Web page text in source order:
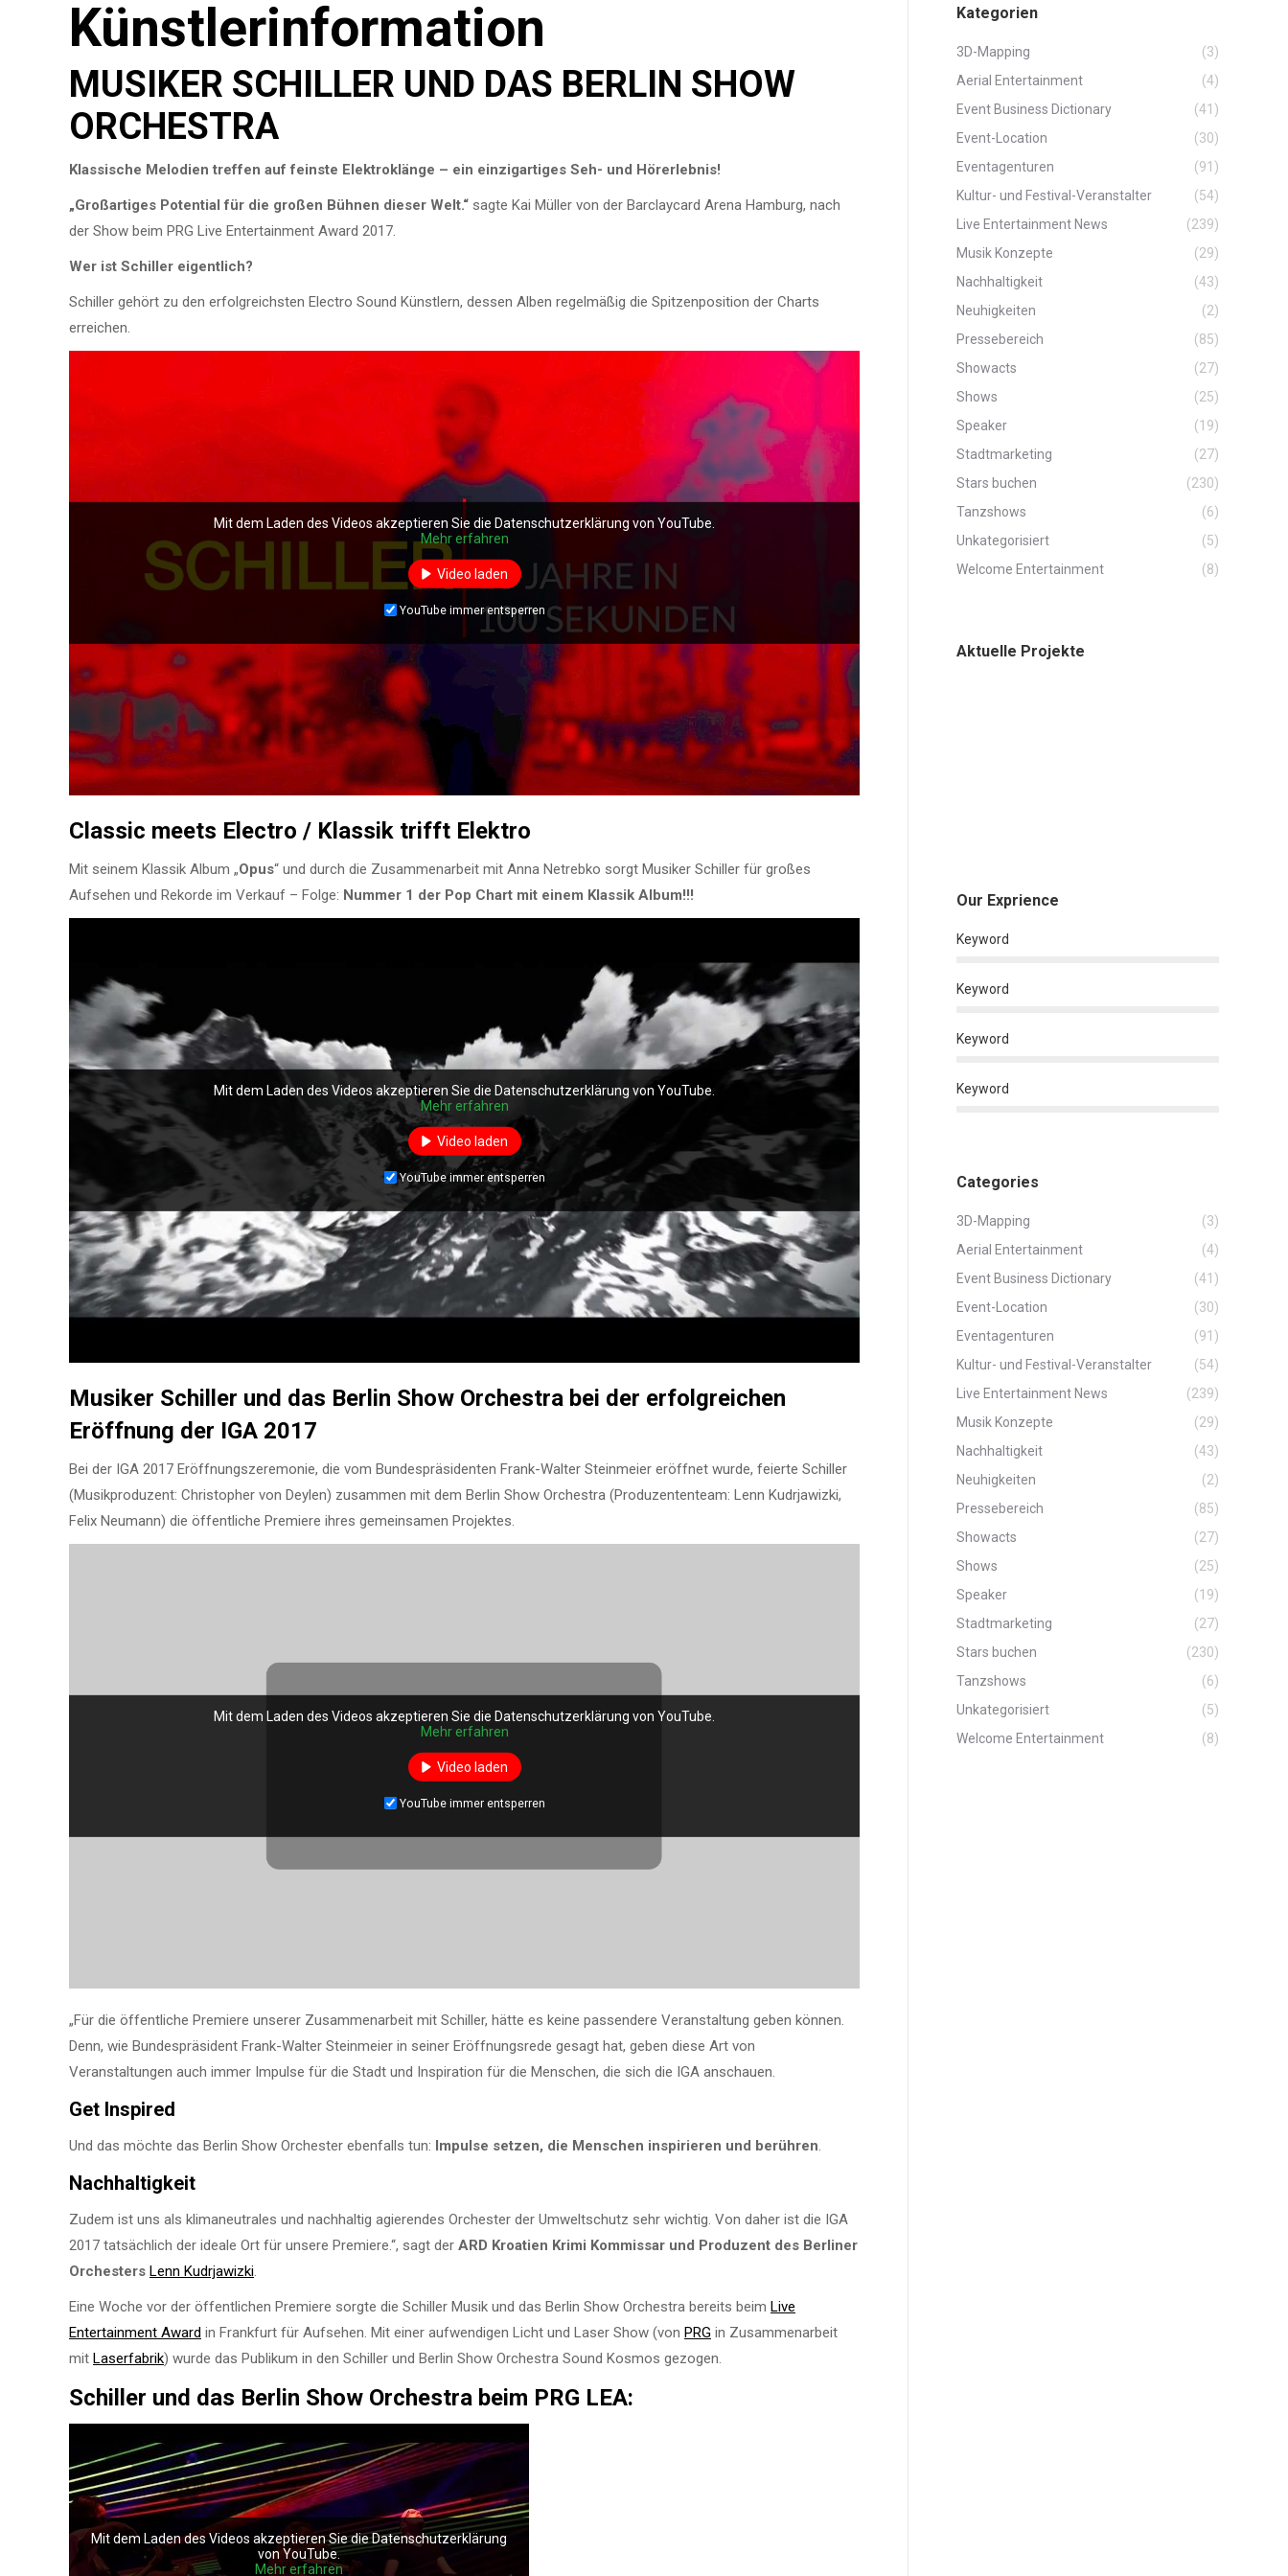
Künstlerinformation
MUSIKER SCHILLER UND DAS BERLIN SHOW
ORCHESTRA
Klassische Melodien treffen auf feinste Elektroklänge – ein einzigartiges Seh- und Hörerlebnis!
„Großartiges Potential für die großen Bühnen dieser Welt.“ sagte Kai Müller von der Barclaycard Arena Hamburg, nach
der Show beim PRG Live Entertainment Award 2017.
Wer ist Schiller eigentlich?
Schiller gehört zu den erfolgreichsten Electro Sound Künstlern, dessen Alben regelmäßig die Spitzenposition der Charts
erreichen.
Mit dem Laden des Videos akzeptieren Sie die Datenschutzerklärung von YouTube.
Mehr erfahren
Video laden
YouTube immer entsperren
Classic meets Electro / Klassik trifft Elektro
Mit seinem Klassik Album „Opus“ und durch die Zusammenarbeit mit Anna Netrebko sorgt Musiker Schiller für großes
Aufsehen und Rekorde im Verkauf – Folge: Nummer 1 der Pop Chart mit einem Klassik Album!!!
Mit dem Laden des Videos akzeptieren Sie die Datenschutzerklärung von YouTube.
Mehr erfahren
Video laden
YouTube immer entsperren
Musiker Schiller und das Berlin Show Orchestra bei der erfolgreichen
Eröffnung der IGA 2017
Bei der IGA 2017 Eröffnungszeremonie, die vom Bundespräsidenten Frank-Walter Steinmeier eröffnet wurde, feierte Schiller
(Musikproduzent: Christopher von Deylen) zusammen mit dem Berlin Show Orchestra (Produzententeam: Lenn Kudrjawizki,
Felix Neumann) die öffentliche Premiere ihres gemeinsamen Projektes.
Mit dem Laden des Videos akzeptieren Sie die Datenschutzerklärung von YouTube.
Mehr erfahren
Video laden
YouTube immer entsperren
„Für die öffentliche Premiere unserer Zusammenarbeit mit Schiller, hätte es keine passendere Veranstaltung geben können.
Denn, wie Bundespräsident Frank-Walter Steinmeier in seiner Eröffnungsrede gesagt hat, geben diese Art von
Veranstaltungen auch immer Impulse für die Stadt und Inspiration für die Menschen, die sich die IGA anschauen.
Get Inspired
Und das möchte das Berlin Show Orchester ebenfalls tun: Impulse setzen, die Menschen inspirieren und berühren.
Nachhaltigkeit
Zudem ist uns als klimaneutrales und nachhaltig agierendes Orchester der Umweltschutz sehr wichtig. Von daher ist die IGA
2017 tatsächlich der ideale Ort für unsere Premiere.“, sagt der ARD Kroatien Krimi Kommissar und Produzent des Berliner
Orchesters Lenn Kudrjawizki.
Eine Woche vor der öffentlichen Premiere sorgte die Schiller Musik und das Berlin Show Orchestra bereits beim Live
Entertainment Award in Frankfurt für Aufsehen. Mit einer aufwendigen Licht und Laser Show (von PRG in Zusammenarbeit
mit Laserfabrik) wurde das Publikum in den Schiller und Berlin Show Orchestra Sound Kosmos gezogen.
Schiller und das Berlin Show Orchestra beim PRG LEA:
Mit dem Laden des Videos akzeptieren Sie die Datenschutzerklärung
von YouTube.
Mehr erfahren
Kategorien
3D-Mapping
(3)
Aerial Entertainment
(4)
Event Business Dictionary
(41)
Event-Location
(30)
Eventagenturen
(91)
Kultur- und Festival-Veranstalter
(54)
Live Entertainment News
(239)
Musik Konzepte
(29)
Nachhaltigkeit
(43)
Neuhigkeiten
(2)
Pressebereich
(85)
Showacts
(27)
Shows
(25)
Speaker
(19)
Stadtmarketing
(27)
Stars buchen
(230)
Tanzshows
(6)
Unkategorisiert
(5)
Welcome Entertainment
(8)
Aktuelle Projekte
Our Exprience
Keyword
Keyword
Keyword
Keyword
Categories
3D-Mapping
(3)
Aerial Entertainment
(4)
Event Business Dictionary
(41)
Event-Location
(30)
Eventagenturen
(91)
Kultur- und Festival-Veranstalter
(54)
Live Entertainment News
(239)
Musik Konzepte
(29)
Nachhaltigkeit
(43)
Neuhigkeiten
(2)
Pressebereich
(85)
Showacts
(27)
Shows
(25)
Speaker
(19)
Stadtmarketing
(27)
Stars buchen
(230)
Tanzshows
(6)
Unkategorisiert
(5)
Welcome Entertainment
(8)